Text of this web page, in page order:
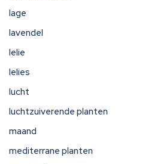
lage
lavendel
lelie
lelies
lucht
luchtzuiverende planten
maand
mediterrane planten